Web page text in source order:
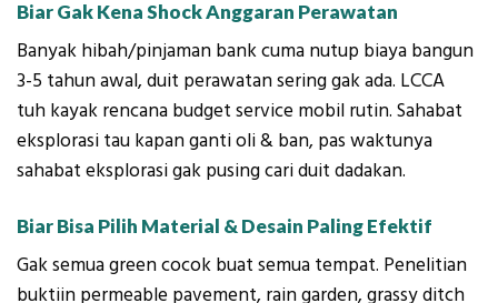
Biar Gak Kena Shock Anggaran Perawatan
Banyak hibah/pinjaman bank cuma nutup biaya bangun
3-5 tahun awal, duit perawatan sering gak ada. LCCA
tuh kayak rencana budget service mobil rutin. Sahabat
eksplorasi tau kapan ganti oli & ban, pas waktunya
sahabat eksplorasi gak pusing cari duit dadakan.
Biar Bisa Pilih Material & Desain Paling Efektif
Gak semua green cocok buat semua tempat. Penelitian
buktiin permeable pavement, rain garden, grassy ditch